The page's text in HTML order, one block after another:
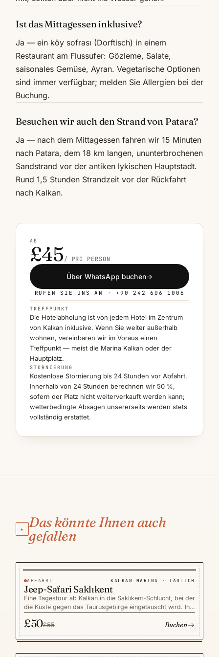
Ist das Mittagessen inklusive?
Ja — ein köy sofrası (Dorftisch) in einem
Restaurant am Flussufer: Gözleme, Salate,
saisonales Gemüse, Ayran. Vegetarische Optionen
sind immer verfügbar; melden Sie Allergien bei der
Buchung.
Besuchen wir auch den Strand von Patara?
Ja — nach dem Mittagessen fahren wir 15 Minuten
nach Patara, dem 18 km langen, ununterbrochenen
Sandstrand vor der antiken lykischen Hauptstadt.
Rund 1,5 Stunden Strandzeit vor der Rückfahrt
nach Kalkan.
AB
£45/ PRO PERSON
Über WhatsApp buchen→
RUFEN SIE UNS AN · +90 242 606 1006
TREFFPUNKT
Die Hotelabholung ist von jedem Hotel im Zentrum
von Kalkan inklusive. Wenn Sie weiter außerhalb
wohnen, vereinbaren wir im Voraus einen
Treffpunkt — meist die Marina Kalkan oder der
Hauptplatz.
STORNIERUNG
Kostenlose Stornierung bis 24 Stunden vor Abfahrt.
Innerhalb von 24 Stunden berechnen wir 50 %,
sofern der Platz nicht weiterverkauft werden kann;
wetterbedingte Absagen unsererseits werden stets
vollständig erstattet.
★
Das könnte Ihnen auch
gefallen
−9%
TOUREN
ABFAHRT KALKAN MARINA · TÄGLICH
Jeep-Safari Saklıkent
Eine Tagestour ab Kalkan in die Saklıkent-Schlucht, bei der
die Küste gegen das Taurusgebirge eingetauscht wird. Ihr
familienfreundliche Gruppe im offenen Jeep durch das
und weiter zu den Hügelruinen der antiken Stadt Tlos. Das
£50£55 Buchen